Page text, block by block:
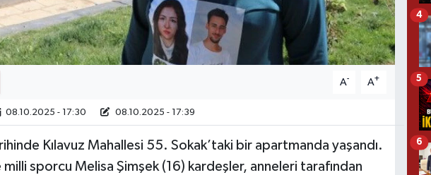
A- A+
08.10.2025 - 17:30 08.10.2025 - 17:39
Kılavuz Mahallesi 55. Sokak’taki bir apartmanda yaşandı.
sporcu Melisa Şimşek (16) kardeşler, anneleri tarafından
4
5
6